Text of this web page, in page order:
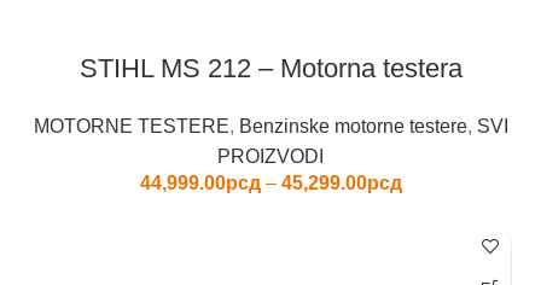
STIHL MS 212 – Motorna testera
MOTORNE TESTERE, Benzinske motorne testere, SVI
PROIZVODI
44,999.00рсд – 45,299.00рсдRaspon
44,999.00рсд